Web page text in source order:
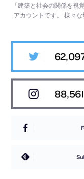
「建築と社会の関係を
アカウントです。様々
88,561